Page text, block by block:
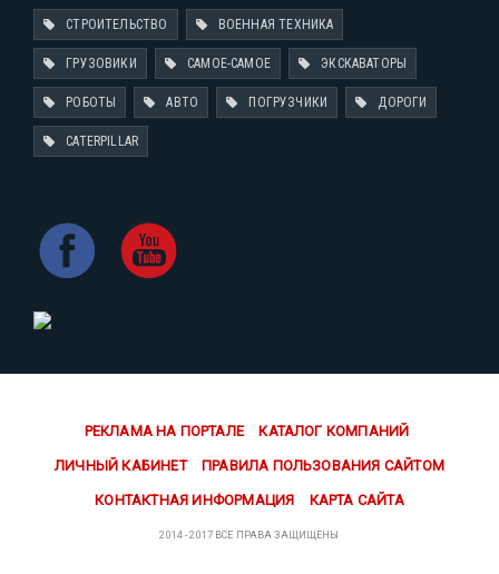
СТРОИТЕЛЬСТВО ВОЕННАЯ ТЕХНИКА
ГРУЗОВИКИ САМОЕ-САМОЕ ЭКСКАВАТОРЫ
РОБОТЫ АВТО ПОГРУЗЧИКИ ДОРОГИ
CATERPILLAR
РЕКЛАМА НА ПОРТАЛЕ КАТАЛОГ КОМПАНИЙ
ЛИЧНЫЙ КАБИНЕТ ПРАВИЛА ПОЛЬЗОВАНИЯ САЙТОМ
КОНТАКТНАЯ ИНФОРМАЦИЯ КАРТА САЙТА
2014 - 2017 ВСЕ ПРАВА ЗАЩИЩЕНЫ